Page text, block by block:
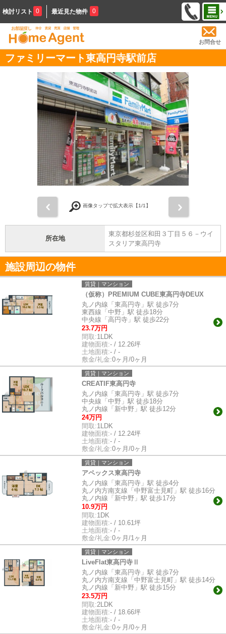
検討リスト 0 最近見た物件 0
お問合せ
ファミリーマート東高円寺駅前店
画像タップで拡大表示【1/1】
所在地
東京都杉並区和田３丁目５６－ウイ
スタリア東高円寺
施設周辺の物件
賃貸｜マンション
（仮称）PREMIUM CUBE東高円寺DEUX
丸ノ内線「東高円寺」駅 徒歩7分
東西線「中野」駅 徒歩18分
中央線「高円寺」駅 徒歩22分
23.7万円
間取:1LDK
建物面積:- / 12.26坪
土地面積:- / -
敷金/礼金:0ヶ月/0ヶ月
賃貸｜マンション
CREATIF東高円寺
丸ノ内線「東高円寺」駅 徒歩7分
中央線「中野」駅 徒歩18分
丸ノ内線「新中野」駅 徒歩12分
24万円
間取:1LDK
建物面積:- / 12.24坪
土地面積:- / -
敷金/礼金:0ヶ月/0ヶ月
賃貸｜マンション
アペックス東高円寺
丸ノ内線「東高円寺」駅 徒歩4分
丸ノ内方南支線「中野富士見町」駅 徒歩16分
丸ノ内線「新中野」駅 徒歩17分
10.9万円
間取:1DK
建物面積:- / 10.61坪
土地面積:- / -
敷金/礼金:0ヶ月/1ヶ月
賃貸｜マンション
LiveFlat東高円寺Ⅱ
丸ノ内線「東高円寺」駅 徒歩7分
丸ノ内方南支線「中野富士見町」駅 徒歩14分
丸ノ内線「新中野」駅 徒歩15分
23.5万円
間取:2LDK
建物面積:- / 18.66坪
土地面積:- / -
敷金/礼金:0ヶ月/0ヶ月